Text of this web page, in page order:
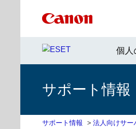
個人
サポート情報
サポート情報 > 法人向けサー